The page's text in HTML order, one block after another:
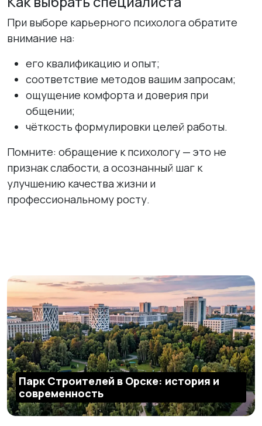
При выборе карьерного психолога обратите
внимание на:
его квалификацию и опыт;
соответствие методов вашим запросам;
ощущение комфорта и доверия при
общении;
чёткость формулировки целей работы.
Помните: обращение к психологу — это не
признак слабости, а осознанный шаг к
улучшению качества жизни и
профессиональному росту.
Парк Строителей в Орске: история и
современность